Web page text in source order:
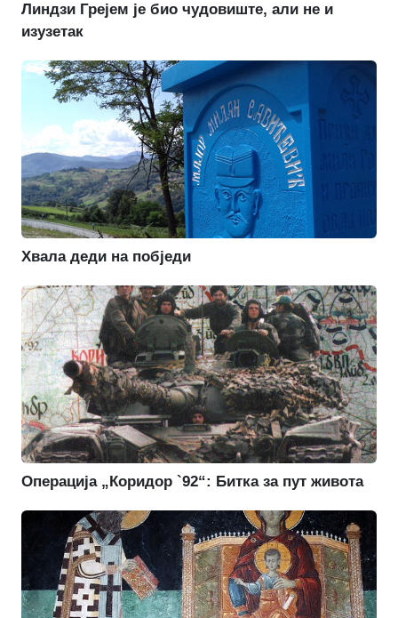
Линдзи Грејем је био чудовиште, али не и
изузетак
Хвала деди на побједи
Операција „Коридор `92“: Битка за пут живота